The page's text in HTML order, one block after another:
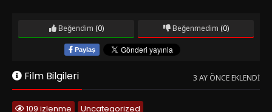
Paylaş
Beğendim (0) Beğenmedim (0)
Film Bilgileri 3 AY ÖNCE EKLENDI
109 izlenme Uncategorized